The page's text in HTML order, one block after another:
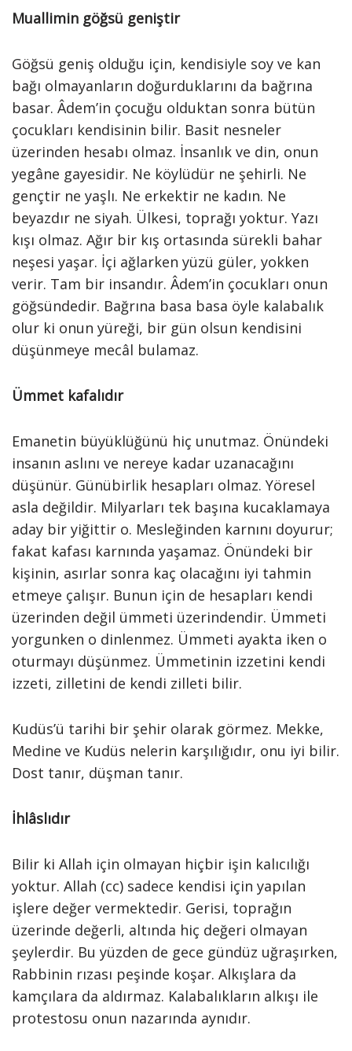
Muallimin göğsü geniştir
Göğsü geniş olduğu için, kendisiyle soy ve kan
bağı olmayanların doğurduklarını da bağrına
basar. Âdem’in çocuğu olduktan sonra bütün
çocukları kendisinin bilir. Basit nesneler
üzerinden hesabı olmaz. İnsanlık ve din, onun
yegâne gayesidir. Ne köylüdür ne şehirli. Ne
gençtir ne yaşlı. Ne erkektir ne kadın. Ne
beyazdır ne siyah. Ülkesi, toprağı yoktur. Yazı
kışı olmaz. Ağır bir kış ortasında sürekli bahar
neşesi yaşar. İçi ağlarken yüzü güler, yokken
verir. Tam bir insandır. Âdem’in çocukları onun
göğsündedir. Bağrına basa basa öyle kalabalık
olur ki onun yüreği, bir gün olsun kendisini
düşünmeye mecâl bulamaz.
Ümmet kafalıdır
Emanetin büyüklüğünü hiç unutmaz. Önündeki
insanın aslını ve nereye kadar uzanacağını
düşünür. Günübirlik hesapları olmaz. Yöresel
asla değildir. Milyarları tek başına kucaklamaya
aday bir yiğittir o. Mesleğinden karnını doyurur;
fakat kafası karnında yaşamaz. Önündeki bir
kişinin, asırlar sonra kaç olacağını iyi tahmin
etmeye çalışır. Bunun için de hesapları kendi
üzerinden değil ümmeti üzerindendir. Ümmeti
yorgunken o dinlenmez. Ümmeti ayakta iken o
oturmayı düşünmez. Ümmetinin izzetini kendi
izzeti, zilletini de kendi zilleti bilir.
Kudüs’ü tarihi bir şehir olarak görmez. Mekke,
Medine ve Kudüs nelerin karşılığıdır, onu iyi bilir.
Dost tanır, düşman tanır.
İhlâslıdır
Bilir ki Allah için olmayan hiçbir işin kalıcılığı
yoktur. Allah (cc) sadece kendisi için yapılan
işlere değer vermektedir. Gerisi, toprağın
üzerinde değerli, altında hiç değeri olmayan
şeylerdir. Bu yüzden de gece gündüz uğraşırken,
Rabbinin rızası peşinde koşar. Alkışlara da
kamçılara da aldırmaz. Kalabalıkların alkışı ile
protestosu onun nazarında aynıdır.